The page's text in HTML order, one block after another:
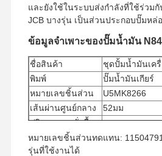
และยังใช้ในระบบส่งกำลังที่ใช้ร่วม
JCB บางรุ่น เป็นส่วนประกอบปั๊มหล่
ข้อมูลจำเพาะของปั๊มน้ำมัน
ชื่อสินค้า
ชุดปั้มน้ำมันเครื่
พิมพ์
ปั๊มน้ำมันเกียร์
หมายเลขชิ้นส่วน
U5MK8266
เส้นผ่านศูนย์กลาง
52มม
ปริมาณการสั่งซื้อ
ขั้นต่ำ
วิธีการชำระเงิน
หมายเลขชิ้นส่วนทดแทน:
รุ่นที่ใช้งานได้